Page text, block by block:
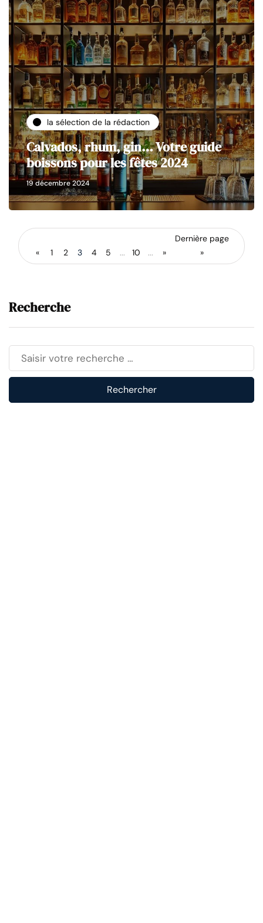
la sélection de la rédaction
Calvados, rhum, gin… Votre guide
boissons pour les fêtes 2024
19 décembre 2024
« 1 2 3 4 5 ... 10 ... »
Dernière page
»
Recherche